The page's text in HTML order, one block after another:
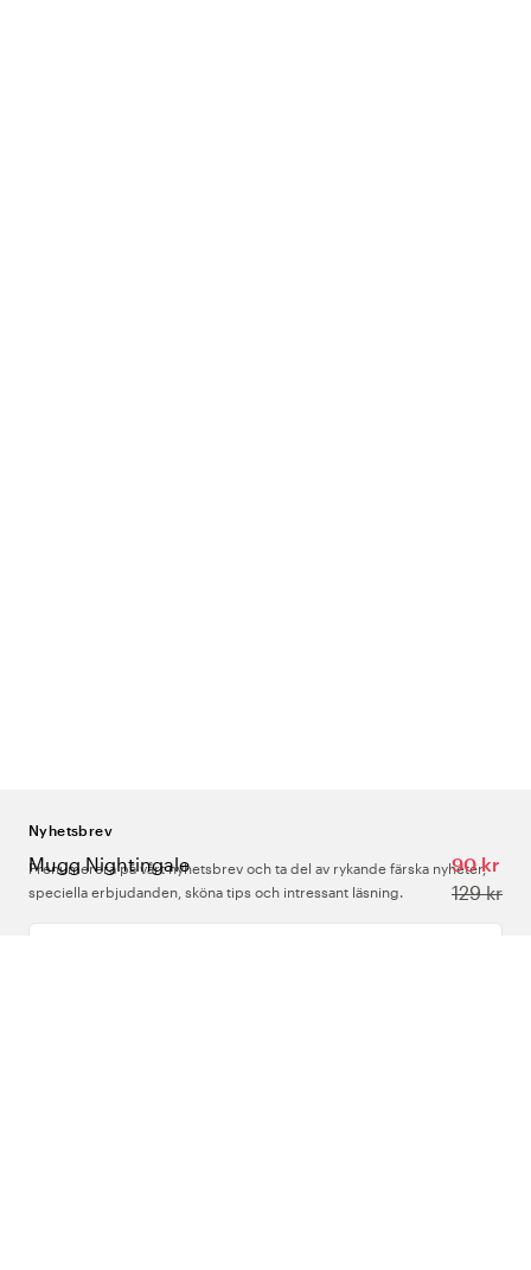
Mugg Nightingale​
90 kr
129 kr
Nyhetsbrev
Prenumerera på vårt nyhetsbrev och ta del av rykande färska nyheter,
speciella erbjudanden, sköna tips och intressant läsning.
Ange din e-postadress